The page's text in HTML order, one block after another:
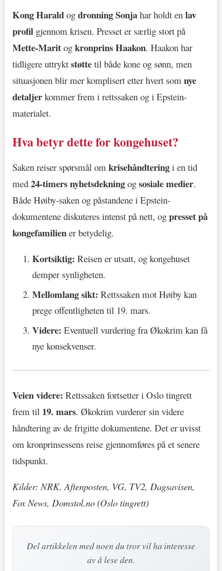
Kong Harald og dronning Sonja har holdt en lav
profil gjennom krisen. Presset er særlig stort på
Mette-Marit og kronprins Haakon. Haakon har
tidligere uttrykt støtte til både kone og sønn, men
situasjonen blir mer komplisert etter hvert som nye
detaljer kommer frem i rettssaken og i Epstein-
materialet.
Hva betyr dette for kongehuset?
Saken reiser spørsmål om krisehåndtering i en tid
med 24-timers nyhetsdekning og sosiale medier.
Både Høiby-saken og påstandene i Epstein-
dokumentene diskuteres intenst på nett, og presset på
kongefamilien er betydelig.
Kortsiktig: Reisen er utsatt, og kongehuset
demper synligheten.
Mellomlang sikt: Rettssaken mot Høiby kan
prege offentligheten til 19. mars.
Videre: Eventuell vurdering fra Økokrim kan få
nye konsekvenser.
Veien videre: Rettssaken fortsetter i Oslo tingrett
frem til 19. mars. Økokrim vurderer sin videre
håndtering av de frigitte dokumentene. Det er uvisst
om kronprinsessens reise gjennomføres på et senere
tidspunkt.
Kilder: NRK, Aftenposten, VG, TV2, Dagsavisen,
Fox News, Domstol.no (Oslo tingrett)
Del artikkelen med noen du tror vil ha interesse
av å lese den.